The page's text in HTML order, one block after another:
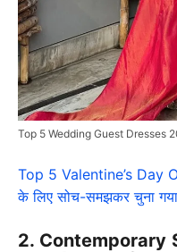
Top 5 Wedding Guest Dresses
Top 5 Valentine’s Day
के लिए सोच-समझकर चुना
2. Contemporary